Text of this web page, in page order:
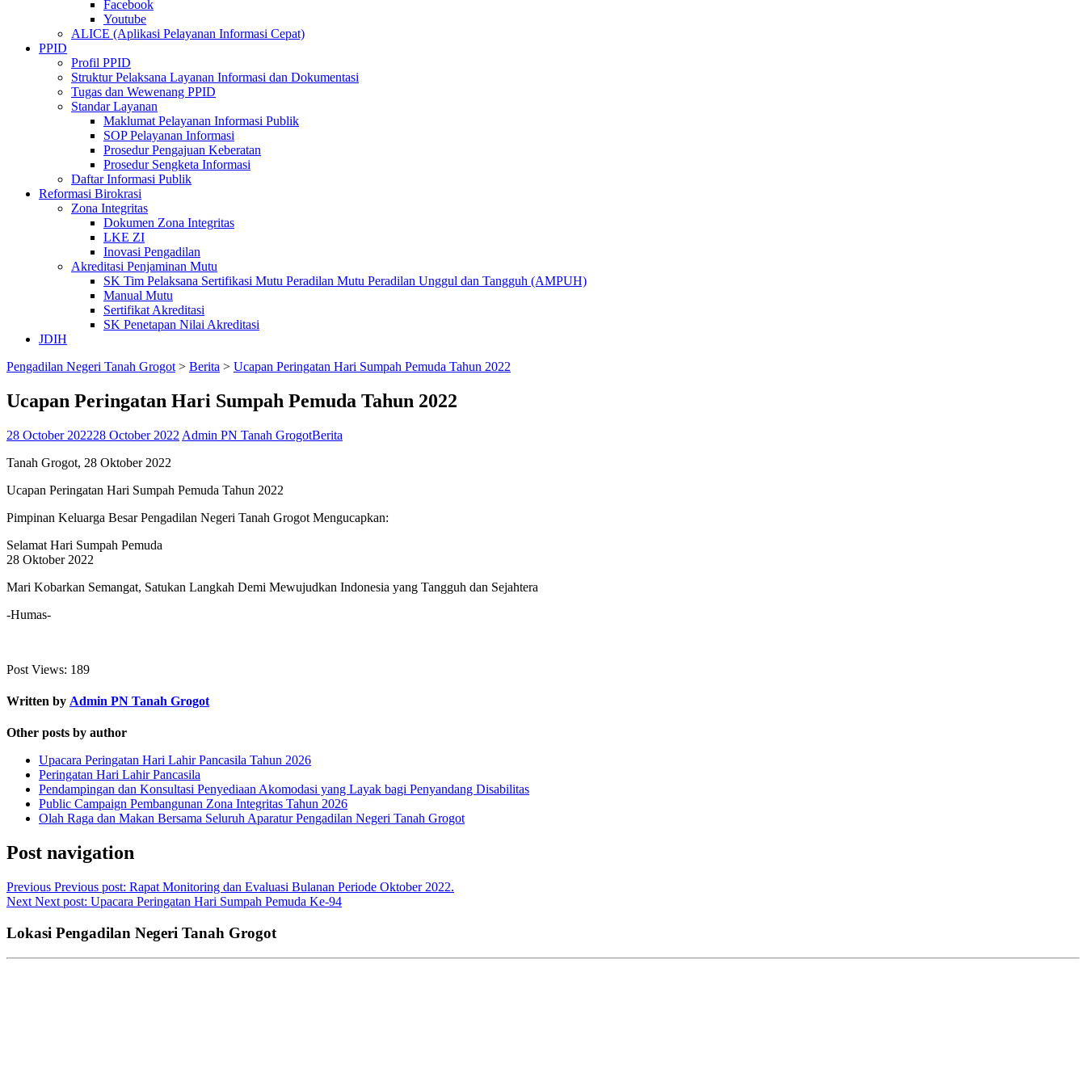
Facebook
Youtube
ALICE (Aplikasi Pelayanan Informasi Cepat)
PPID
Profil PPID
Struktur Pelaksana Layanan Informasi dan Dokumentasi
Tugas dan Wewenang PPID
Standar Layanan
Maklumat Pelayanan Informasi Publik
SOP Pelayanan Informasi
Prosedur Pengajuan Keberatan
Prosedur Sengketa Informasi
Daftar Informasi Publik
Reformasi Birokrasi
Zona Integritas
Dokumen Zona Integritas
LKE ZI
Inovasi Pengadilan
Akreditasi Penjaminan Mutu
SK Tim Pelaksana Sertifikasi Mutu Peradilan Mutu Peradilan Unggul dan Tangguh (AMPUH)
Manual Mutu
Sertifikat Akreditasi
SK Penetapan Nilai Akreditasi
JDIH
Pengadilan Negeri Tanah Grogot > Berita > Ucapan Peringatan Hari Sumpah Pemuda Tahun 2022
Ucapan Peringatan Hari Sumpah Pemuda Tahun 2022
28 October 202228 October 2022 Admin PN Tanah GrogotBerita
Tanah Grogot, 28 Oktober 2022
Ucapan Peringatan Hari Sumpah Pemuda Tahun 2022
Pimpinan Keluarga Besar Pengadilan Negeri Tanah Grogot Mengucapkan:
Selamat Hari Sumpah Pemuda
28 Oktober 2022
Mari Kobarkan Semangat, Satukan Langkah Demi Mewujudkan Indonesia yang Tangguh dan Sejahtera
-Humas-
Post Views: 189
Written by Admin PN Tanah Grogot
Other posts by author
Upacara Peringatan Hari Lahir Pancasila Tahun 2026
Peringatan Hari Lahir Pancasila
Pendampingan dan Konsultasi Penyediaan Akomodasi yang Layak bagi Penyandang Disabilitas
Public Campaign Pembangunan Zona Integritas Tahun 2026
Olah Raga dan Makan Bersama Seluruh Aparatur Pengadilan Negeri Tanah Grogot
Post navigation
Previous Previous post: Rapat Monitoring dan Evaluasi Bulanan Periode Oktober 2022.
Next Next post: Upacara Peringatan Hari Sumpah Pemuda Ke-94
Lokasi Pengadilan Negeri Tanah Grogot